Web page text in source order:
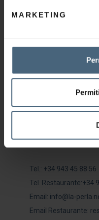
MARKETING
LA PERLA
Tel.: +34 943 45 88 56
Tel. Restaurante:+34
Email: info@la-
Email Restaurante: